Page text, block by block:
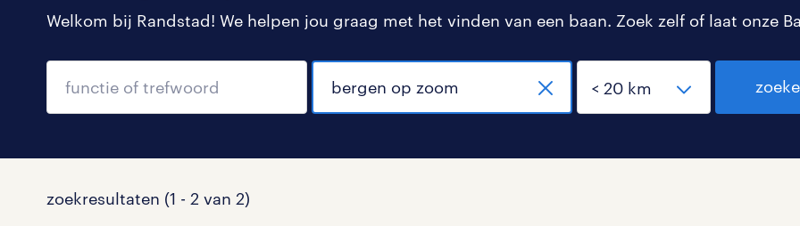
Welkom bij Randstad! We helpen jou graag met het vinden van een baan. Zoek zelf of laat onze
zoekresultaten (1 - 2 van 2)